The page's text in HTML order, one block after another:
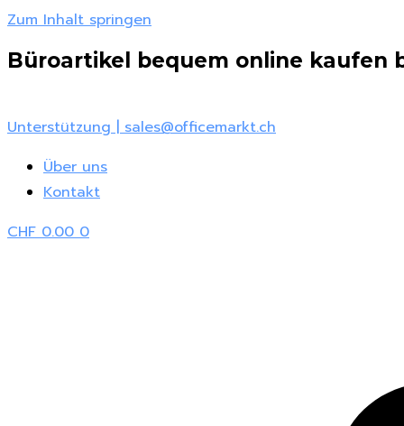
Zum Inhalt springen
Büroartikel bequem online kaufen
Unterstützung | sales@officemarkt.ch
Über uns
Kontakt
CHF0.00 0